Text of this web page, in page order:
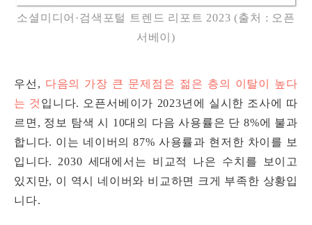
소셜미디어·검색포털 트렌드 리포트 2023 (출처 : 오픈
서베이)
우선, 다음의 가장 큰 문제점은 젊은 층의 이탈이 높다
는 것 입니다. 오픈서베이가 2023년에 실시한 조사에 따
르면, 정보 탐색 시 10대의 다음 사용률은 단 8%에 불과
합니다. 이는 네이버의 87% 사용률과 현저한 차이를 보
입니다. 2030 세대에서는 비교적 나은 수치를 보이고
있지만, 이 역시 네이버와 비교하면 크게 부족한 상황입
니다.